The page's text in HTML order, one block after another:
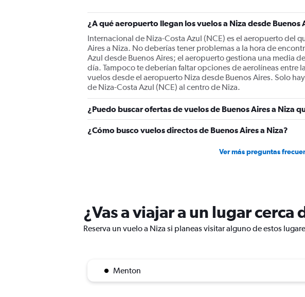
Y
axis
displaying
values.
Range:
0
to
3000.
¿A qué aeropuerto llegan los vuelos a Niza desde Buenos
Internacional de Niza-Costa Azul (NCE) es el aeropuerto del
Aires a Niza. No deberías tener problemas a la hora de
Azul desde Buenos Aires; el aeropuerto gestiona una media
día. Tampoco te deberían faltar opciones de aerolíneas entre
vuelos desde el aeropuerto Niza desde Buenos Aires. Solo
de Niza-Costa Azul (NCE) al centro de Niza.
¿Puedo buscar ofertas de vuelos de Buenos Aires a Niza
¿Cómo busco vuelos directos de Buenos Aires a Niza?
Ver más preguntas
¿Vas a viajar a un lugar cerca
Reserva un vuelo a Niza si planeas visitar alguno de estos
Menton